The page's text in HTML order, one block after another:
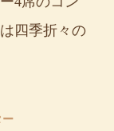
四季折々の
ー